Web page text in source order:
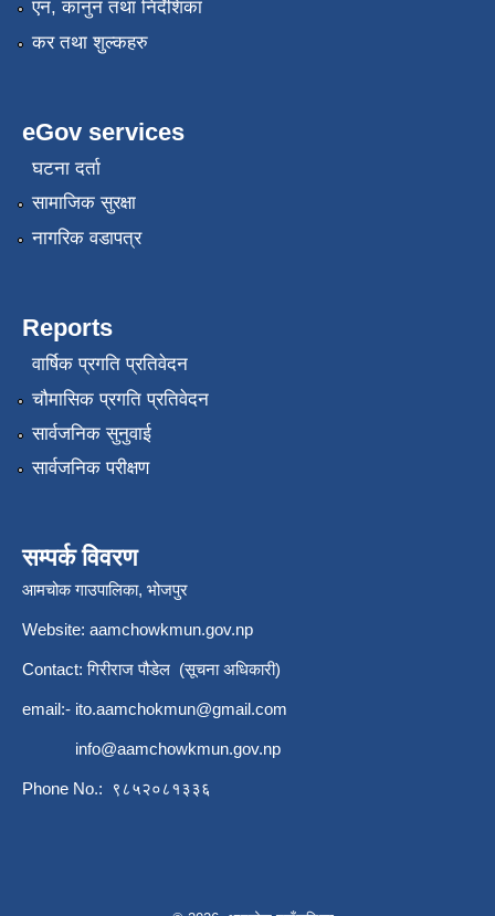
एन, कानुन तथा निर्देशिका
कर तथा शुल्कहरु
eGov services
घटना दर्ता
सामाजिक सुरक्षा
नागरिक वडापत्र
Reports
वार्षिक प्रगति प्रतिवेदन
चौमासिक प्रगति प्रतिवेदन
सार्वजनिक सुनुवाई
सार्वजनिक परीक्षण
सम्पर्क विवरण
आमचोक गाउपालिका, भोजपुर
Website: aamchowkmun.gov.np
Contact: गिरीराज पौडेल (सूचना अधिकारी)
email:- ito.aamchokmun@gmail.com
info@aamchowkmun.gov.np
Phone No.: ९८५२०८१३३६